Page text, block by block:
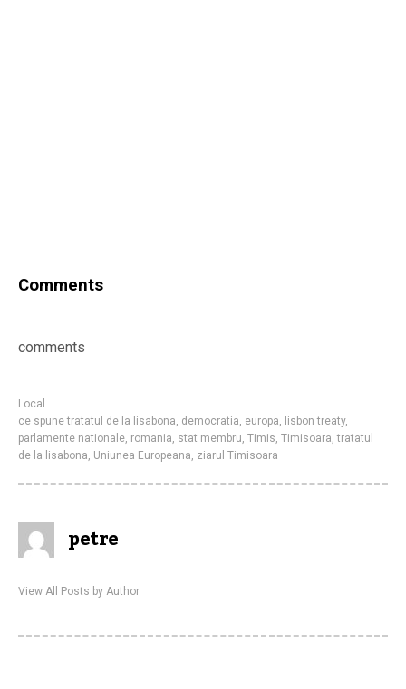
Comments
comments
Local
ce spune tratatul de la lisabona, democratia, europa, lisbon treaty,
parlamente nationale, romania, stat membru, Timis, Timisoara,tratatul
de la lisabona, Uniunea Europeana, ziarul Timisoara
petre
View All Posts by Author